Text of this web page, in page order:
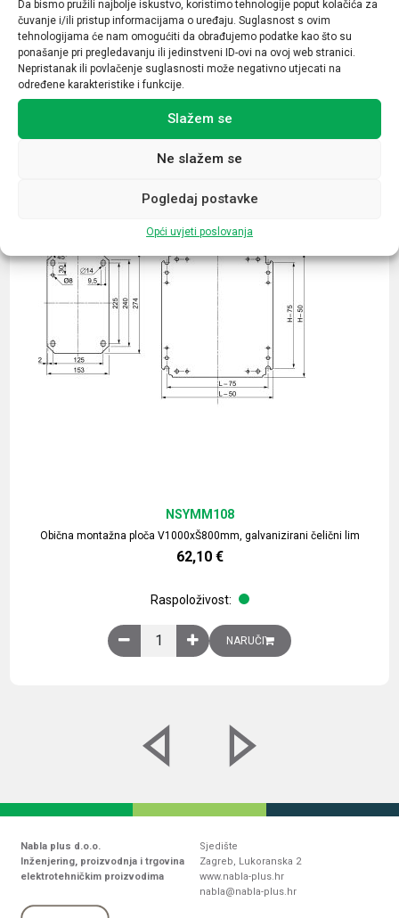
Da bismo pružili najbolje iskustvo, koristimo tehnologije poput kolačića za
čuvanje i/ili pristup informacijama o uređaju. Suglasnost s ovim
tehnologijama će nam omogućiti da obrađujemo podatke kao što su
ponašanje pri pregledavanju ili jedinstveni ID-ovi na ovoj web stranici.
Nepristanak ili povlačenje suglasnosti može negativno utjecati na
određene karakteristike i funkcije.
Slažem se
Ne slažem se
Pogledaj postavke
Opći uvjeti poslovanja
plastika
Povezani proizvodi
Obična montažna ploča V1000xŠ800mm, galvanizirani čelični lim
NSYMM108
62,10 €
Raspoloživost:
Obična montažna ploča V1000xŠ800mm,
NARUČI
Nabla plus d.o.o.
Inženjering, proizvodnja i trgovina
elektrotehničkim proizvodima
Sjedište
Zagreb, Lukoranska 2
www.nabla-plus.hr
nabla@nabla-plus.hr